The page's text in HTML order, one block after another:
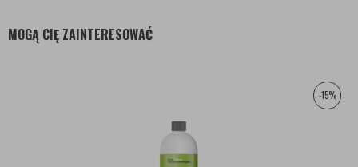
MOGĄ CIĘ ZAINTERESOWAĆ
-15%